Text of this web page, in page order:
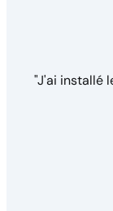
"J'ai installé